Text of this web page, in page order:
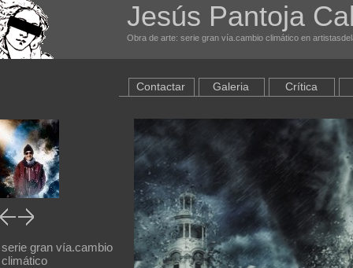
Jesús Pantoja
Obra de arte: serie gran vía.cambio climático en
serie gran vía.cambio
climático
Contactar Galeria Crítica